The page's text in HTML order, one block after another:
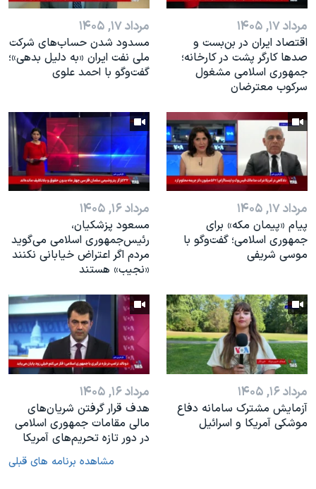
مرداد ۱۷, ۱۴۰۵
اقتصاد ایران در بن‌بست و
صدها کارگر پشت در کارخانه؛
جمهوری اسلامی مشغول
سرکوب معترضان
مرداد ۱۷, ۱۴۰۵
مسدود شدن حساب‌های شرکت
ملی نفت ایران «به دلیل بدهی»؛
گفت‌و‌گو با احمد علوی
مرداد ۱۷, ۱۴۰۵
پیام «پیمان مکه» برای
جمهوری اسلامی؛ گفت‌وگو با
موسی شریفی
مرداد ۱۶, ۱۴۰۵
مسعود پزشکیان،
رئيس‌جمهوری اسلامی می‌گوید
مردم اگر اعتراض خیابانی نکنند
«نجیب» هستند
مرداد ۱۶, ۱۴۰۵
آزمایش مشترک سامانه دفاع
موشکی آمریکا و اسرائیل
مرداد ۱۶, ۱۴۰۵
هدف قرار گرفتن شریان‌های
مالی مقامات جمهوری اسلامی
در دور تازه تحریم‌های آمریکا
مشاهده برنامه های قبلی